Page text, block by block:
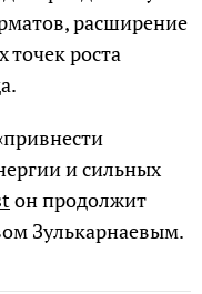
расширение
точек роста
и сильных
он продолжит
Зулькарнаевым.